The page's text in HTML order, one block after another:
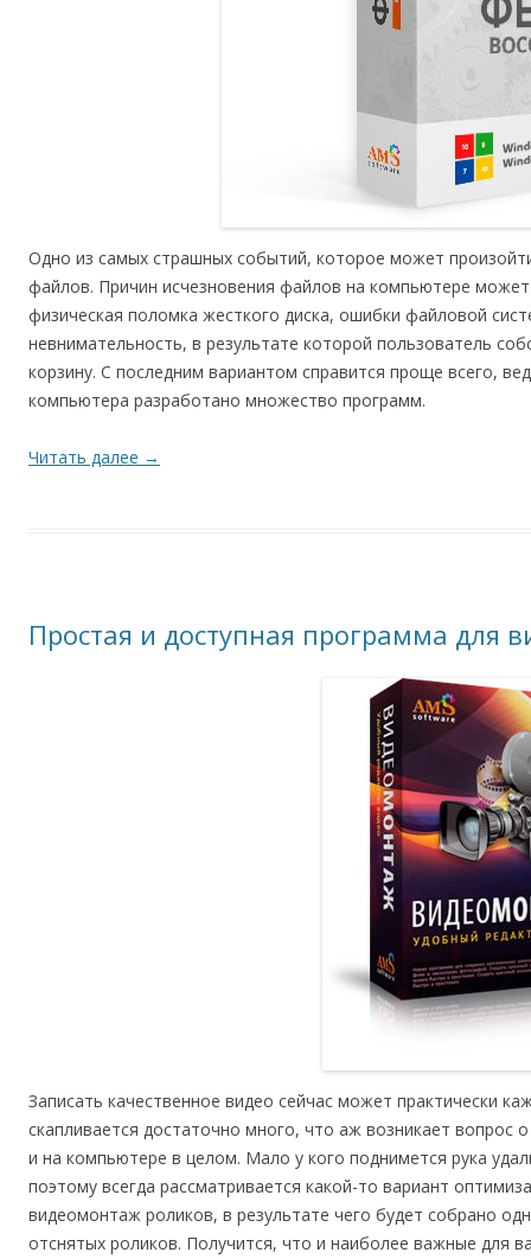
Одно из самых страшных событий, которое может
файлов. Причин исчезновения файлов на компьютере
физическая поломка жесткого диска, ошибки файловой
невнимательность, в результате которой пользователь
корзину. С последним вариантом справится проще всего,
компьютера разработано множество программ.
Читать далее →
Простая и доступная программа для
Записать качественное видео сейчас может практически
скапливается достаточно много, что аж возникает вопрос
и на компьютере в целом. Мало у кого поднимется рука
поэтому всегда рассматривается какой-то вариант
видеомонтаж роликов, в результате чего будет собрано
отснятых роликов. Получится, что и наиболее важные для